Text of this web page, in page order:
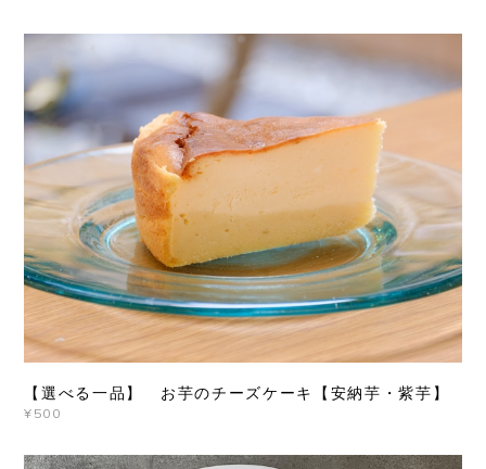
【選べる一品】 お芋のチーズケーキ【安納芋・紫芋】
¥500